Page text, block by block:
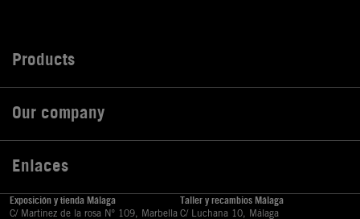
Products
Our company
Enlaces
Exposición y tienda Málaga
C/ Martinez de la rosa Nº 109, Marbella
Taller y recambios Málaga
C/ Luchana 10, Málaga